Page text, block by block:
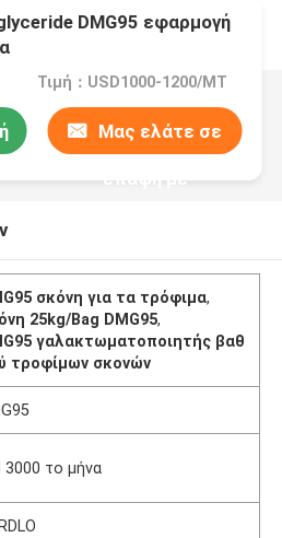
DMG95 εφαρμογή
Τιμή：USD1000-1200/MT
Μας ελάτε σε
επαφή με
σκόνη για τα τρόφιμα,
25kg/Bag DMG95,
γαλακτωματοποιητής βαθ
τροφίμων σκονών
το μήνα